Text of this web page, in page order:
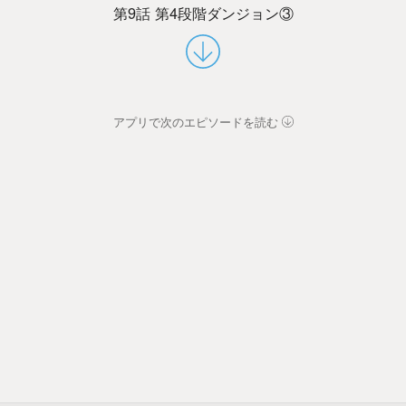
第9話 第4段階ダンジョン③
アプリで次のエピソードを読む